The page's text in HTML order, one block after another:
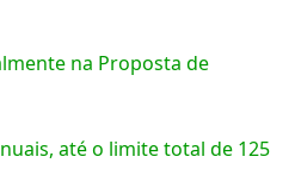
na Proposta de
até o limite total de 125